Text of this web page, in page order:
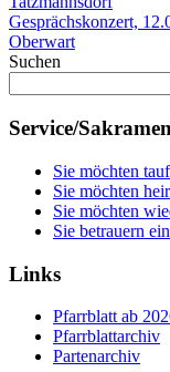
Nächster
Beitrag:
Gesprächskonzert,
Oberwart
Suchen
Service/
Sie möchten
Sie möchten
Sie möchten
Sie betrauern
Links
Pfarrblatt ab
Pfarrblattarchiv
Partenarchiv